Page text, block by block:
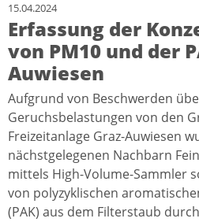
15.04.2024
Erfassung der
von PM10 und der
Auwiesen
Aufgrund von Beschwerden
Geruchsbelastungen von den
Freizeitanlage Graz-Auwiesen
nächstgelegenen Nachbarn
mittels High-Volume-Sammler
von polyzyklischen
(PAK) aus dem Filterstaub